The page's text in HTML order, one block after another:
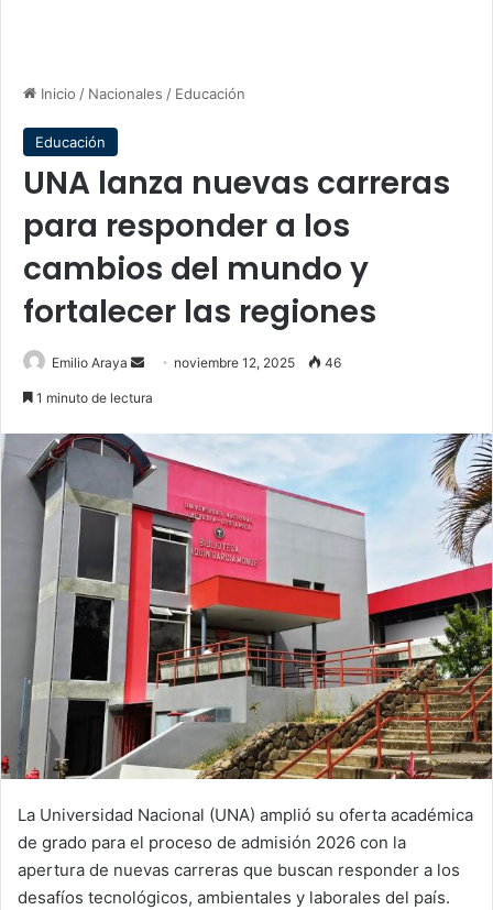
Inicio / Nacionales / Educación
Educación
UNA lanza nuevas carreras
para responder a los
cambios del mundo y
fortalecer las regiones
Emilio Araya
Send noviembre 12, 2025 46
1 minuto de lectura
La Universidad Nacional (UNA) amplió su oferta académica
de grado para el proceso de admisión 2026 con la
apertura de nuevas carreras que buscan responder a los
desafíos tecnológicos, ambientales y laborales del país.